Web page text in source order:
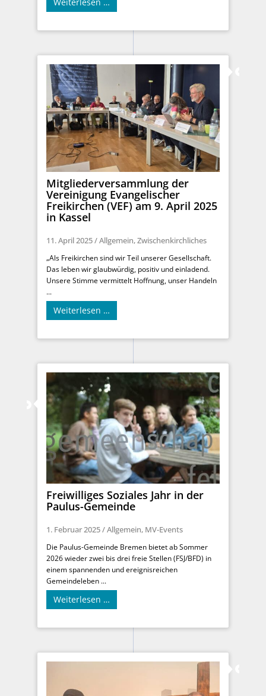
Mitgliederversammlung der
Vereinigung Evangelischer
Freikirchen (VEF) am 9. April 2025
in Kassel
11. April 2025/Allgemein,Zwischenkirchliches
„Als Freikirchen sind wir Teil unserer Gesellschaft.
Das leben wir glaubwürdig, positiv und einladend.
Unsere Stimme vermittelt Hoffnung, unser Handeln
...
Weiterlesen …
Freiwilliges Soziales Jahr in der
Paulus-Gemeinde
1. Februar 2025/Allgemein, MV-Events
Die Paulus-Gemeinde Bremen bietet ab Sommer
2026 wieder zwei bis drei freie Stellen (FSJ/BFD) in
einem spannenden und ereignisreichen
Gemeindeleben ...
Weiterlesen …